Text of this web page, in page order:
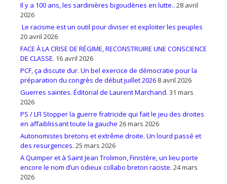
Il y a 100 ans, les sardinières bigoudènes en lutte.. 28 avril
2026
Le racisme est un outil pour diviser et exploiter les peuples
20 avril 2026
FACE À LA CRISE DE RÉGIME, RECONSTRUIRE UNE CONSCIENCE
DE CLASSE. 16 avril 2026
PCF, ça discute dur. Un bel exercice de démocratie pour la
préparation du congrès de début juillet 2026 8 avril 2026
Guerres saintes. Éditorial de Laurent Marchand. 31 mars
2026
PS / LFI Stopper la guerre fratricide qui fait le jeu des droites
en affaiblissant toute la gauche 26 mars 2026
Autonomistes bretons et extrême droite. Un lourd passé et
des resurgences. 25 mars 2026
A Quimper et à Saint Jean Trolimon, Finistère, un lieu porte
encore le nom d’un odieux collabo breton raciste. 24 mars
2026